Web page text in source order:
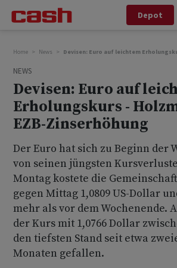
Depot
Home News Devisen: Euro auf leichtem
NEWS
Devisen: Euro auf
Erholungskurs -
EZB-Zinserhöhung
Der Euro hat sich zu Beginn der
von seinen jüngsten
Montag kostete die
gegen Mittag 1,0809 US-Dollar
mehr als vor dem Wochenende.
der Kurs mit 1,0766 Dollar
den tiefsten Stand seit etwa
Monaten gefallen.